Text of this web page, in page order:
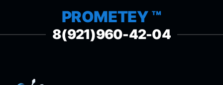
PROMETEY ™
8(921)960-42-04